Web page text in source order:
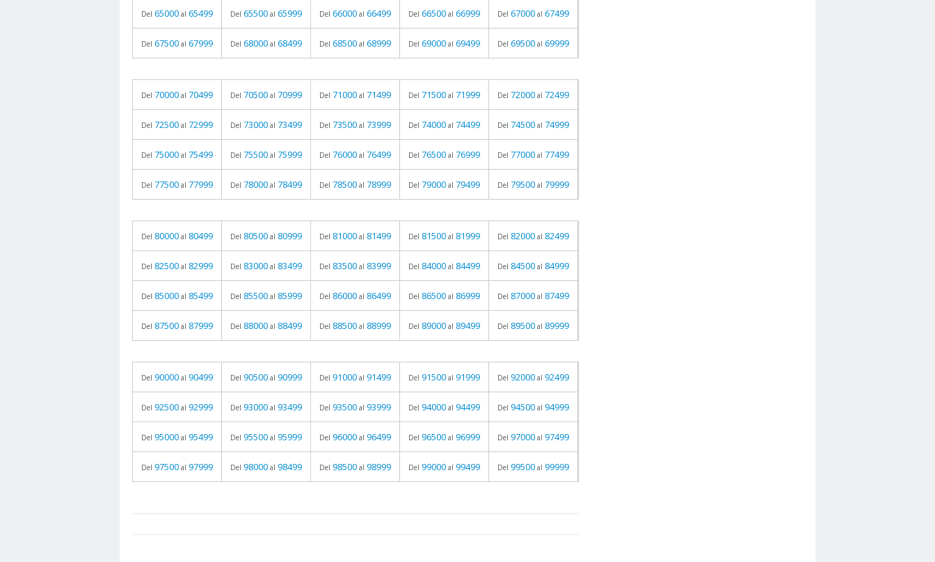
Del 65000 al 65499 Del 65500 al 65999 Del 66000 al 66499 Del 66500 al 66999 Del 67000 al 67499
Del 67500 al 67999 Del 68000 al 68499 Del 68500 al 68999 Del 69000 al 69499 Del 69500 al 69999
Del 70000 al 70499 Del 70500 al 70999 Del 71000 al 71499 Del 71500 al 71999 Del 72000 al 72499
Del 72500 al 72999 Del 73000 al 73499 Del 73500 al 73999 Del 74000 al 74499 Del 74500 al 74999
Del 75000 al 75499 Del 75500 al 75999 Del 76000 al 76499 Del 76500 al 76999 Del 77000 al 77499
Del 77500 al 77999 Del 78000 al 78499 Del 78500 al 78999 Del 79000 al 79499 Del 79500 al 79999
Del 80000 al 80499 Del 80500 al 80999 Del 81000 al 81499 Del 81500 al 81999 Del 82000 al 82499
Del 82500 al 82999 Del 83000 al 83499 Del 83500 al 83999 Del 84000 al 84499 Del 84500 al 84999
Del 85000 al 85499 Del 85500 al 85999 Del 86000 al 86499 Del 86500 al 86999 Del 87000 al 87499
Del 87500 al 87999 Del 88000 al 88499 Del 88500 al 88999 Del 89000 al 89499 Del 89500 al 89999
Del 90000 al 90499 Del 90500 al 90999 Del 91000 al 91499 Del 91500 al 91999 Del 92000 al 92499
Del 92500 al 92999 Del 93000 al 93499 Del 93500 al 93999 Del 94000 al 94499 Del 94500 al 94999
Del 95000 al 95499 Del 95500 al 95999 Del 96000 al 96499 Del 96500 al 96999 Del 97000 al 97499
Del 97500 al 97999 Del 98000 al 98499 Del 98500 al 98999 Del 99000 al 99499 Del 99500 al 99999